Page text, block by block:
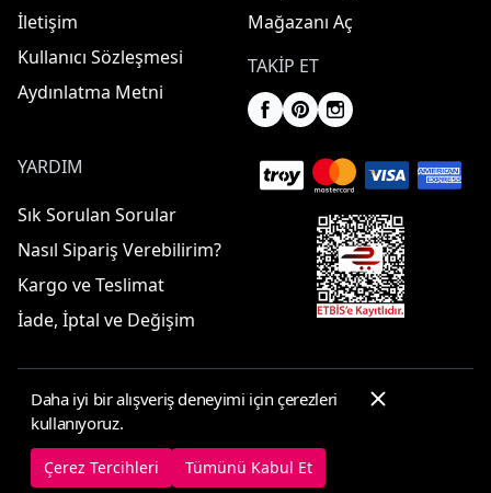
İletişim
Kullanıcı Sözleşmesi
Aydınlatma Metni
Mağazanı Aç
TAKIP ET
YARDIM
Sık Sorulan Sorular
Nasıl Sipariş Verebilirim?
Kargo ve Teslimat
İade, İptal ve Değişim
© 2025 ElbiseBul -
Çerez Tercihleri Çerez Politikası
Daha iyi bir alışveriş deneyimi için çerezleri
kullanıyoruz.
Çerez Tercihleri Tümünü Kabul Et